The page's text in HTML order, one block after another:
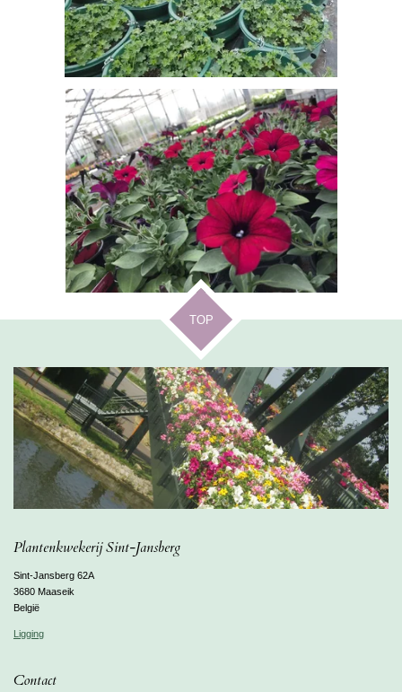
TOP
Plantenkwekerij Sint-Jansberg
Sint-Jansberg 62A
3680 Maaseik
België
Ligging
Contact